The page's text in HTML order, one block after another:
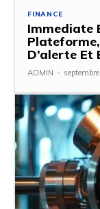
FINANCE
Immediate
D’alerte Et
ADMIN -